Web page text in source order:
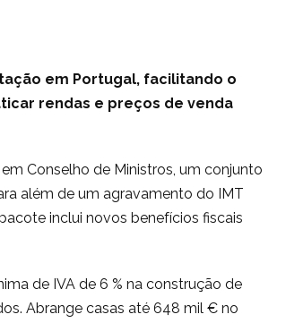
em Portugal, facilitando o
rendas e preços de venda
Conselho de Ministros, um conjunto
além de um agravamento do IMT
inclui novos benefícios fiscais
de IVA de 6 % na construção de
Abrange casas até 648 mil € no